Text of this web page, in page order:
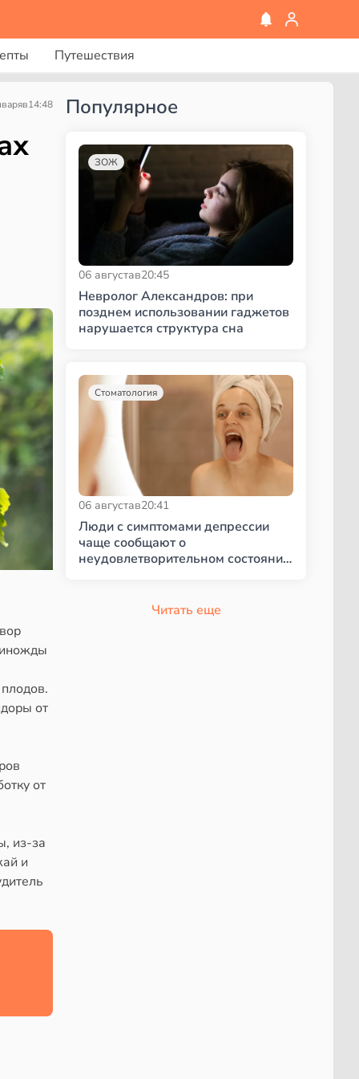
Путешествия
в14:48
от
от
из-за
и
Популярное
ЗОЖ
06 августав20:45
Невролог Александров: при
позднем использовании гаджетов
нарушается структура сна
Стоматология
06 августав20:41
Люди с симптомами депрессии
чаще сообщают о
неудовлетворительном состоянии
Читать еще